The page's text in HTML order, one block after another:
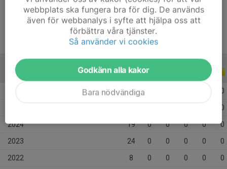
Ålder
13 år
ALLA SERIER ALLA ÅR
15 0
0
2024 19 0 0 0 0 0
2023 24 0 0 0 0 0
2022 8 0 0 0 0 0
webbplats ska fungera bra för dig. De används
även för webbanalys i syfte att hjälpa oss att
förbättra våra tjänster.
Så använder vi cookies
Godkänn alla kakor
Bara nödvändiga